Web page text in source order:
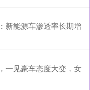
新能源车渗透率长期增
一见豪车态度大变，女